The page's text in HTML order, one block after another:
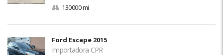
130000 mi
Ford Escape 2015
Importadora CPR